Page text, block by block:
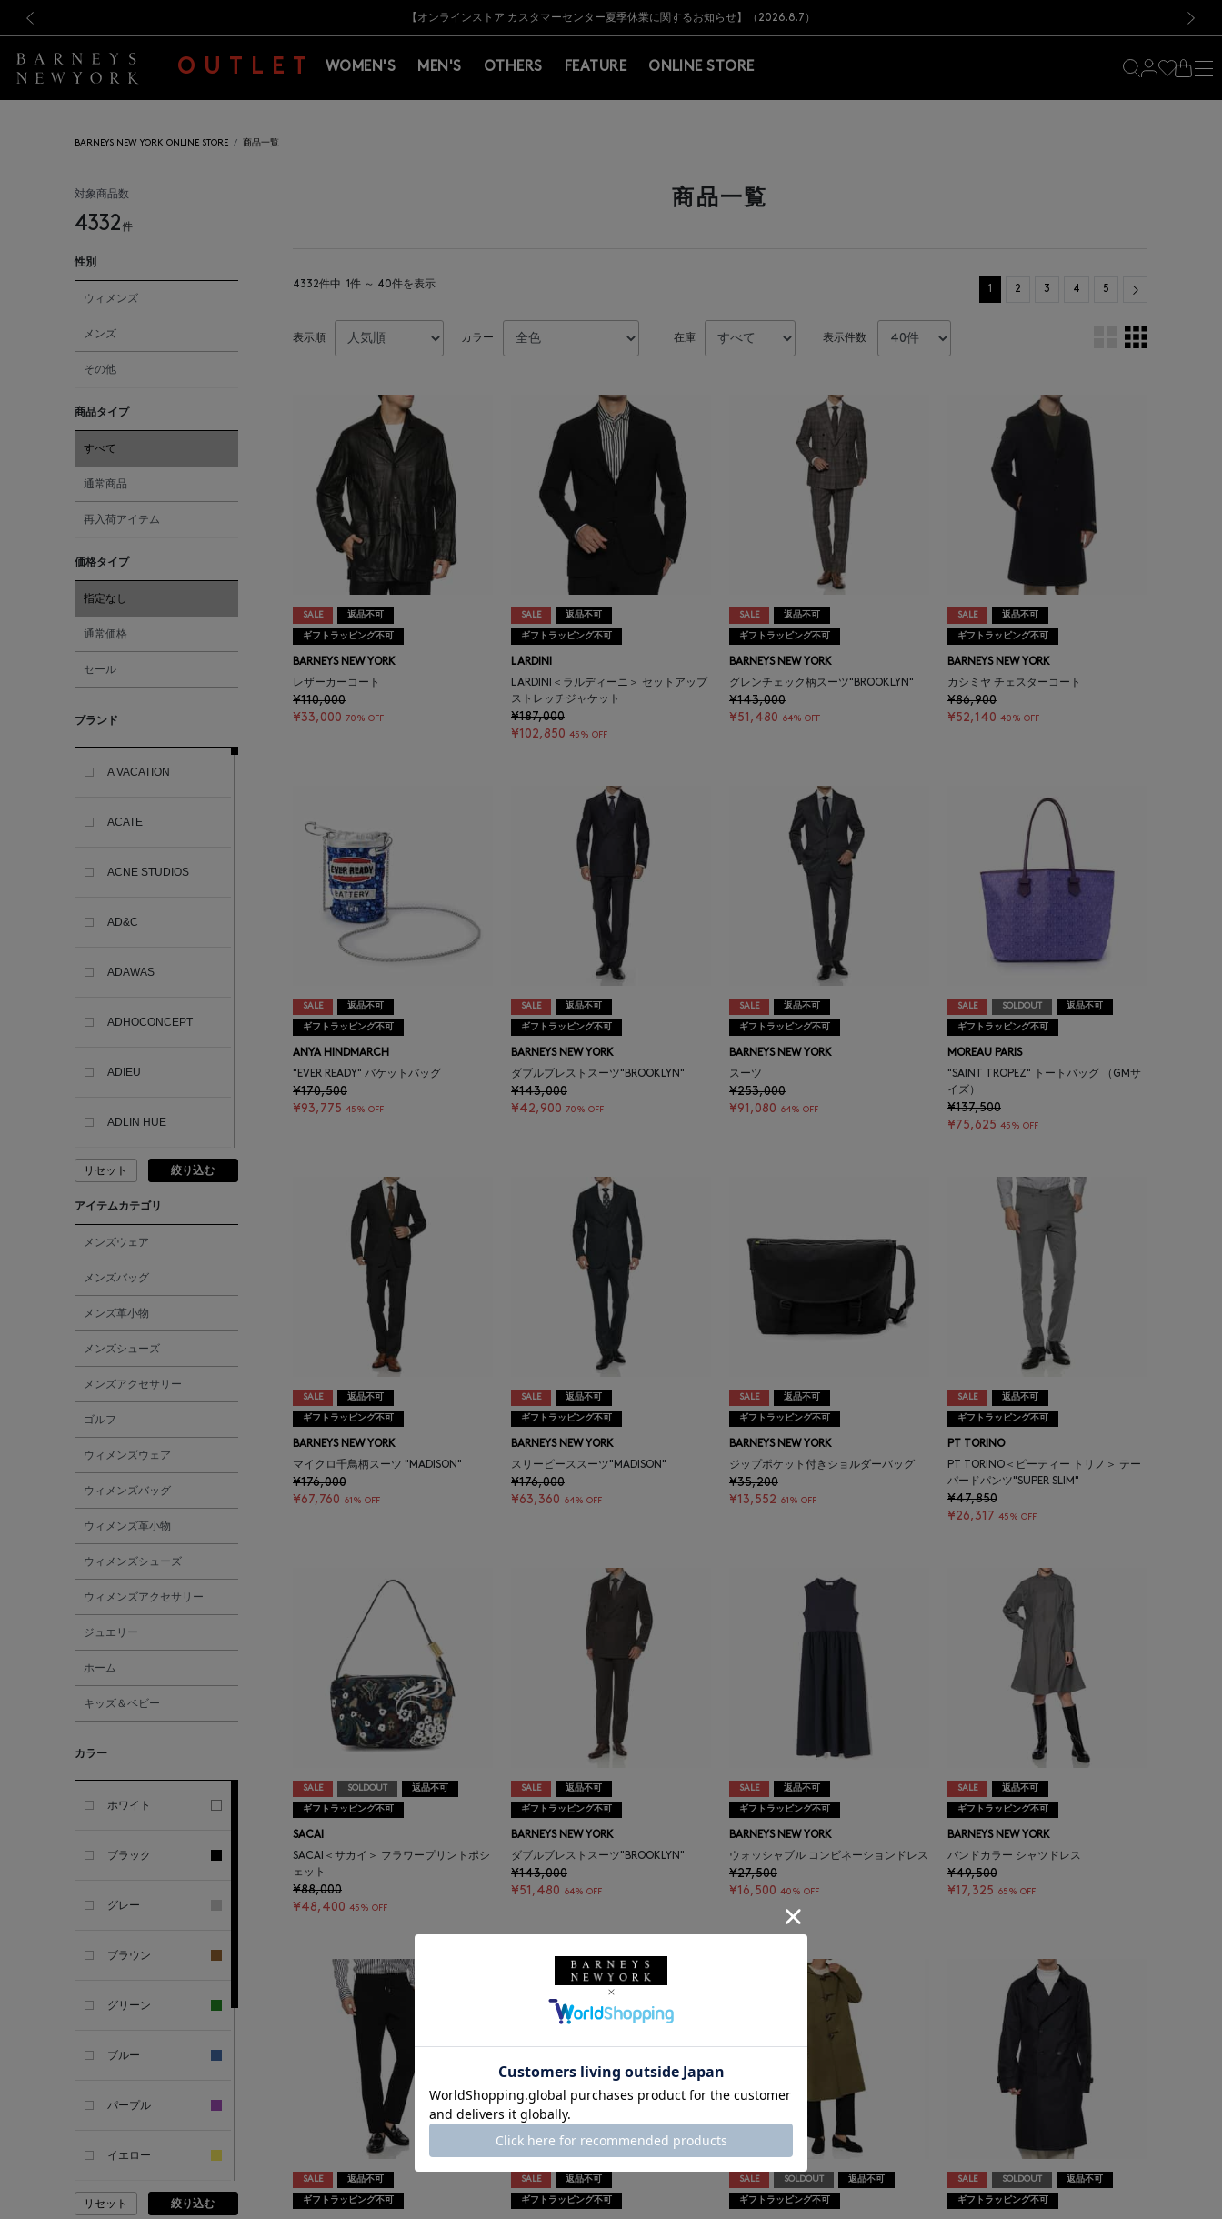
新規登録のお客様も対象！＜MY BARNEYS＞会員のお客様は11,000円（税込）以上のお買上げで常時送料無料！お買い物の際は会員登録を！
【夏季休業に伴う出荷一時停止のお知らせ】(2026.8.7)
【オンラインストア カスタマーセンター夏季休業に関するお知らせ】（2026.8.7）
【夏季休業に伴う返品・交換承り一時停止のお知らせ】（2026.8.5）
熊本県を中心とした地震の影響によるお荷物のお届けについて
【開催中】SUMMER SALEのご案内・ご注意事項
新規登録のお客様も対象！＜MY BARNEYS＞会員のお客様は11,000円（税込）以上のお買上げで常時送料無料！お買い物の際は会員登録を！
【夏季休業に伴う出荷一時停止のお知らせ】(2026.8.7)
OUTLET WOMEN'S MEN'S OTHERS FEATURE ONLINE STORE
BARNEYS NEW YORK ONLINE STORE 商品一覧
対象商品数
4332件
性別
ウィメンズ
メンズ
その他
商品タイプ
すべて
通常商品
再入荷アイテム
価格タイプ
指定なし
通常価格
セール
ブランド
A VACATION
ACATE
ACNE STUDIOS
AD&C
ADAWAS
ADHOCONCEPT
ADIEU
ADLIN HUE
ADVISORY BOARD
AESOP
ALBERT THURSTON
ALESSANDRO
GHERARDI
ALL THE WAYS TO SAY
ALPO
ALTEA
AMOMENTO
ANCIENT GREEK
リセット 絞り込む
アイテムカテゴリ
メンズウェア
メンズバッグ
メンズ革小物
メンズシューズ
メンズアクセサリー
ゴルフ
ウィメンズウェア
ウィメンズバッグ
ウィメンズ革小物
ウィメンズシューズ
ウィメンズアクセサリー
ジュエリー
ホーム
キッズ＆ベビー
カラー
ホワイト
ブラック
グレー
ブラウン
グリーン
ブルー
パープル
イエロー
ピンク
リセット 絞り込む
商品一覧
4332件中 1件 ～ 40件を表示 1 2 3 4 5 Next
表示順 カラー 在庫 表示件数
SALE 返品不可
ギフトラッピング不可
BARNEYS NEW YORK
レザーカーコート
¥110,000
¥33,000 70% OFF
SALE 返品不可
ギフトラッピング不可
LARDINI
LARDINI＜ラルディーニ＞ セットアップ
ストレッチジャケット
¥187,000
¥102,850 45% OFF
SALE 返品不可
ギフトラッピング不可
BARNEYS NEW YORK
グレンチェック柄スーツ"BROOKLYN"
¥143,000
¥51,480 64% OFF
SALE 返品不可
ギフトラッピング不可
BARNEYS NEW YORK
カシミヤ チェスターコート
¥86,900
¥52,140 40% OFF
SALE 返品不可
ギフトラッピング不可
ANYA HINDMARCH
"EVER READY" バケットバッグ
¥170,500
¥93,775 45% OFF
SALE 返品不可
ギフトラッピング不可
BARNEYS NEW YORK
ダブルブレストスーツ"BROOKLYN"
¥143,000
¥42,900 70% OFF
SALE 返品不可
ギフトラッピング不可
BARNEYS NEW YORK
スーツ
¥253,000
¥91,080 64% OFF
SALE SOLDOUT 返品不可
ギフトラッピング不可
MOREAU PARIS
"SAINT TROPEZ" トートバッグ （GMサ
イズ）
¥137,500
¥75,625 45% OFF
SALE 返品不可
ギフトラッピング不可
BARNEYS NEW YORK
マイクロ千鳥柄スーツ "MADISON"
¥176,000
¥67,760 61% OFF
SALE 返品不可
ギフトラッピング不可
BARNEYS NEW YORK
スリーピーススーツ"MADISON"
¥176,000
¥63,360 64% OFF
SALE 返品不可
ギフトラッピング不可
BARNEYS NEW YORK
ジップポケット付きショルダーバッグ
¥35,200
¥13,552 61% OFF
SALE 返品不可
ギフトラッピング不可
PT TORINO
PT TORINO＜ピーティー トリノ＞ テー
パードパンツ"SUPER SLIM"
¥47,850
¥26,317 45% OFF
SALE SOLDOUT 返品不可
ギフトラッピング不可
SACAI
SACAI＜サカイ＞ フラワープリントポシ
ェット
¥88,000
¥48,400 45% OFF
SALE 返品不可
ギフトラッピング不可
BARNEYS NEW YORK
ダブルブレストスーツ"BROOKLYN"
¥143,000
¥51,480 64% OFF
SALE 返品不可
ギフトラッピング不可
BARNEYS NEW YORK
ウォッシャブル コンビネーションドレス
¥27,500
¥16,500 40% OFF
SALE 返品不可
ギフトラッピング不可
BARNEYS NEW YORK
バンドカラー シャツドレス
¥49,500
¥17,325 65% OFF
SALE 返品不可
ギフトラッピング不可
SALE 返品不可
ギフトラッピング不可
SALE SOLDOUT 返品不可
ギフトラッピング不可
SALE SOLDOUT 返品不可
ギフトラッピング不可